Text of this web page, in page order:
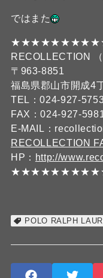
ではまた
RECOLLECTION
〒963-8851
福島県郡山市開成4
TEL：024-927-
FAX：024-927-
E-MAIL：
RECOLLECTION
HP： http://
POLO RALPH